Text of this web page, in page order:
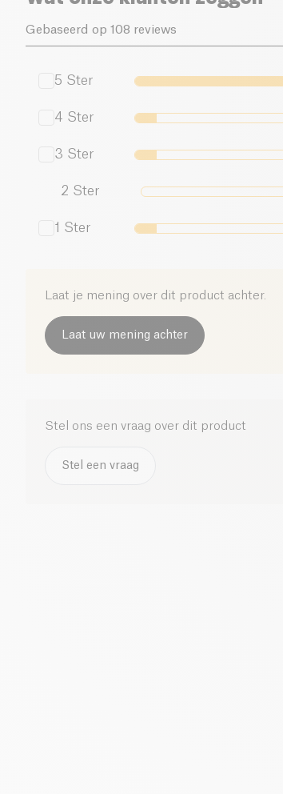
Gebaseerd op 108 reviews
5 Ster
4 Ster
3 Ster
2 Ster
1 Ster
Laat je mening over dit product achter.
Laat uw mening achter
Stel ons een vraag over dit product
Stel een vraag